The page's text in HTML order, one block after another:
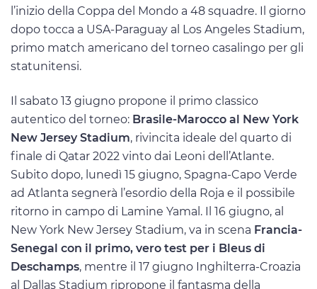
l’inizio della Coppa del Mondo a 48 squadre. Il giorno
dopo tocca a USA-Paraguay al Los Angeles Stadium,
primo match americano del torneo casalingo per gli
statunitensi.
Il sabato 13 giugno propone il primo classico
autentico del torneo: Brasile-Marocco al New York
New Jersey Stadium, rivincita ideale del quarto di
finale di Qatar 2022 vinto dai Leoni dell’Atlante.
Subito dopo, lunedì 15 giugno, Spagna-Capo Verde
ad Atlanta segnerà l’esordio della Roja e il possibile
ritorno in campo di Lamine Yamal. Il 16 giugno, al
New York New Jersey Stadium, va in scena Francia-
Senegal con il primo, vero test per i Bleus di
Deschamps, mentre il 17 giugno Inghilterra-Croazia
al Dallas Stadium ripropone il fantasma della